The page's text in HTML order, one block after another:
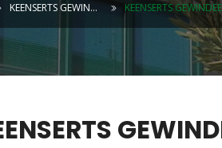
KEENSERTS GEWIN… KEENSERTS